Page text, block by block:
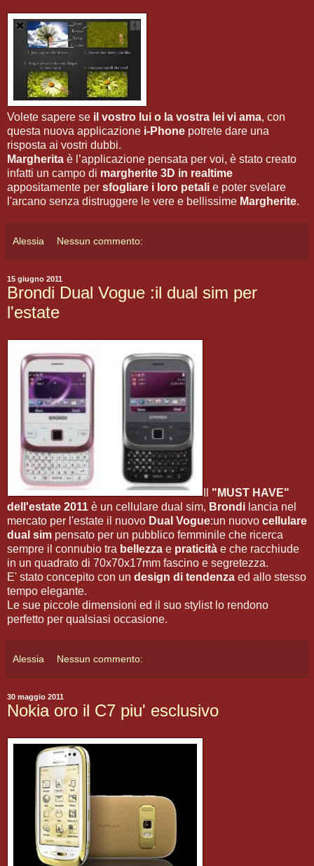
Volete sapere se il vostro lui o la vostra lei vi ama, con
questa nuova applicazione i-Phone potrete dare una
risposta ai vostri dubbi.
Margherita è l’applicazione pensata per voi, è stato creato
infatti un campo di margherite 3D in realtime
appositamente per sfogliare i loro petali e poter svelare
l'arcano senza distruggere le vere e bellissime Margherite.
Alessia Nessun commento:
15 giugno 2011
Brondi Dual Vogue :il dual sim per
l'estate
"MUST HAVE"
dell'estate 2011 è un cellulare dual sim, Brondi lancia nel
mercato per l'estate il nuovo Dual Vogue:un nuovo cellulare
dual sim pensato per un pubblico femminile che ricerca
sempre il connubio tra bellezza e praticità e che racchiude
in un quadrato di 70x70x17mm fascino e segretezza.
E' stato concepito con un design di tendenza ed allo stesso
tempo elegante.
Le sue piccole dimensioni ed il suo stylist lo rendono
perfetto per qualsiasi occasione.
Alessia Nessun commento:
30 maggio 2011
Nokia oro il C7 piu' esclusivo